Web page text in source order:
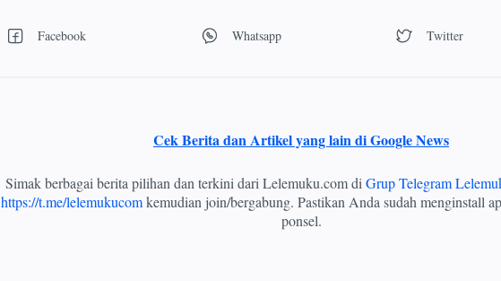
Cek Berita dan Artikel yang lain di Google News
Simak berbagai berita pilihan dan terkini dari Lelemuku.com di Grup Telegram
https://t.me/lelemukucomkemudian join/bergabung. Pastikan Anda sudah menginstall
ponsel.